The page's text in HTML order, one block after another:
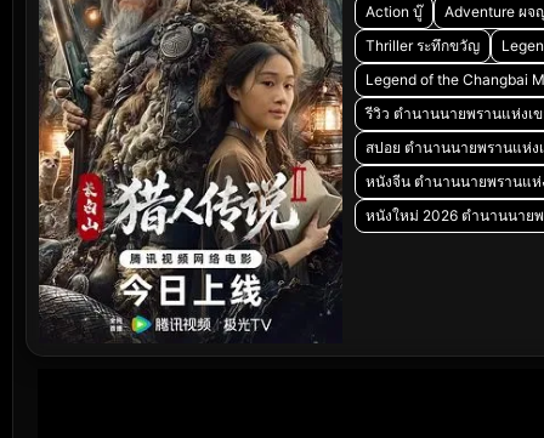
Action บู๊
Adventure ผจ
Thriller ระทึกขวัญ
Legend of the Changbai
รีวิว ตำนานนายพรานแห่งเ
สปอย ตำนานนายพรานแห่ง
หนังจีน ตำนานนายพรานแห่
หนังใหม่ 2026 ตำนานนาย